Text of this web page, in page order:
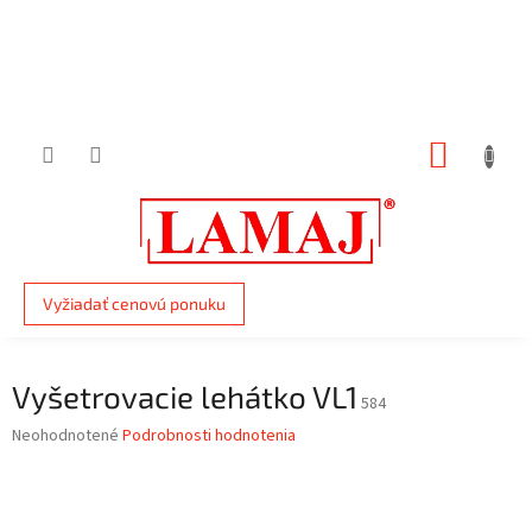
Vyžiadať cenovú ponuku
Vyšetrovacie lehátko VL1 584
Priemerné
Neohodnotené Podrobnosti hodnotenia